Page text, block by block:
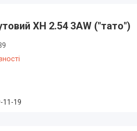
XH 2.54 3AW ("тато")
11-19